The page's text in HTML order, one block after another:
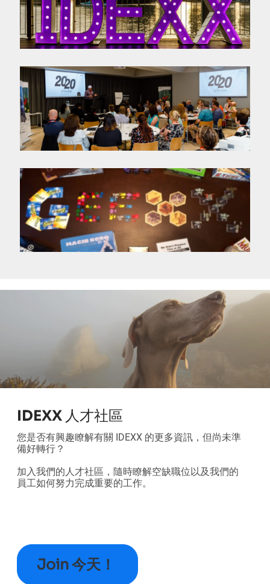
IDEXX 人才社區
您是否有興趣瞭解有關 IDEXX 的更多資訊，但尚未準
備好轉行？
加入我們的人才社區，隨時瞭解空缺職位以及我們的
員工如何努力完成重要的工作。
Join 今天！